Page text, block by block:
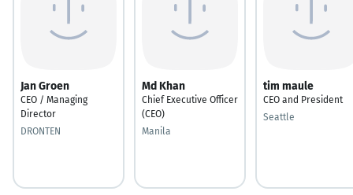
Jan Groen
CEO / Managing
Director
DRONTEN
Md Khan
Chief Executive Officer
(CEO)
Manila
tim maule
CEO and President
Seattle